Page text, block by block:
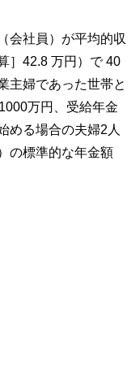
会社員）が平均的収
］42.8 万円）で 40
主婦であった世帯と
万円、受給年金
める場合の夫婦2人
の標準的な年金額